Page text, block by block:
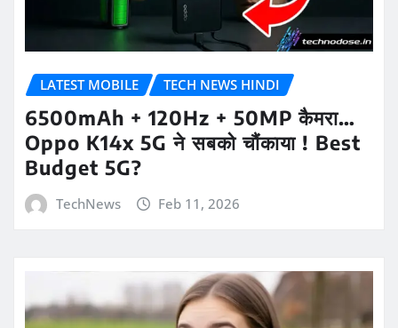
LATEST MOBILE TECH NEWS HINDI
6500mAh + 120Hz + 50MP कैमरा…
Oppo K14x 5G ने सबको चौंकाया ! Best
Budget 5G?
TechNews Feb 11, 2026